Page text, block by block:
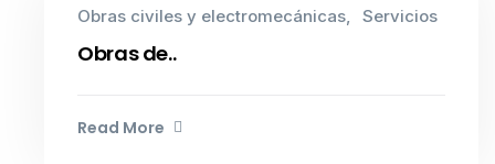
Obras civiles y electromecánicas Servicios
Obras de..
Read More